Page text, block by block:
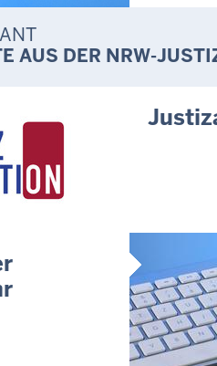
häusliche
Justiz der
Minister
Projekts
Nordrhein-
Newsletter
AUS DER NRW-